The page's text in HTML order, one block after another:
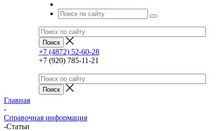
+7 (4872) 52-60-28
+7 (920) 785-11-21
Главная
-
Справочная информация
-Статьи